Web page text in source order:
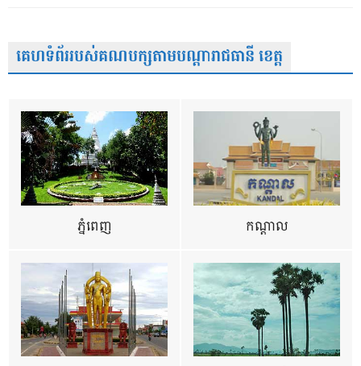
គេហទំព័ររបស់គណបក្សតាមបណ្តារាជធានី ខេត្ត
ភ្នំពេញ កណ្តាល